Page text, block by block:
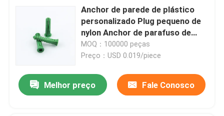
Produtos
Vídeos
Quem Somos
Anchor de parede de plástico
personalizado Plug pequeno de
nylon Anchor de parafuso de
expansão
MOQ：100000 peças
Preço：USD 0.019/piece
Melhor preço Fale Conosco